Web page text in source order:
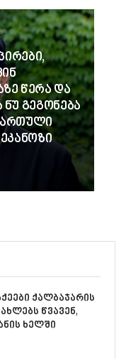
წერა და
გეგონება
ქალბაჯარის
წვავენ,
ხელში